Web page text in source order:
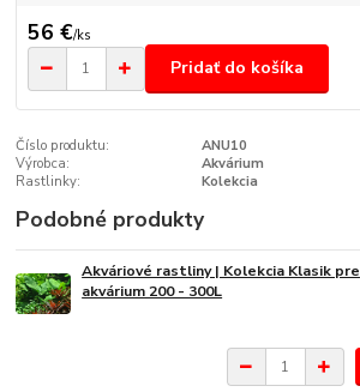
56 €/ks
Pridať do košíka
Číslo produktu:
ANU10
Výrobca:
Akvárium
Rastlinky:
Kolekcia
Podobné produkty
Akváriové rastliny | Kolekcia Klasik pre
akvárium 200 - 300L